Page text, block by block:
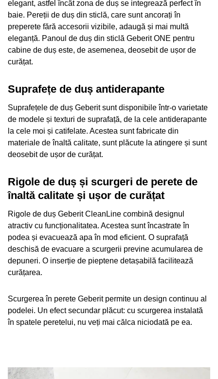
elegant, astfel încât zona de duș se integrează perfect în
baie. Pereții de duș din sticlă, care sunt ancorați în
preperete fără accesorii vizibile, adaugă și mai multă
eleganță. Panoul de duș din sticlă Geberit ONE pentru
cabine de duș este, de asemenea, deosebit de ușor de
curățat.
Suprafețe de duș antiderapante
Suprafețele de duș Geberit sunt disponibile într-o varietate
de modele și texturi de suprafață, de la cele antiderapante
la cele moi și catifelate. Acestea sunt fabricate din
materiale de înaltă calitate, sunt plăcute la atingere și sunt
deosebit de ușor de curățat.
Rigole de duș și scurgeri de perete de
înaltă calitate și ușor de curățat
Rigole de duș Geberit CleanLine combină designul
atractiv cu funcționalitatea. Acestea sunt încastrate în
podea și evacuează apa în mod eficient. O suprafață
deschisă de evacuare a scurgerii previne acumularea de
depuneri. O inserție de pieptene detașabilă facilitează
curățarea.
Scurgerea în perete Geberit permite un design continuu al
podelei. Un efect secundar plăcut: cu scurgerea instalată
în spatele peretelui, nu veți mai călca niciodată pe ea.